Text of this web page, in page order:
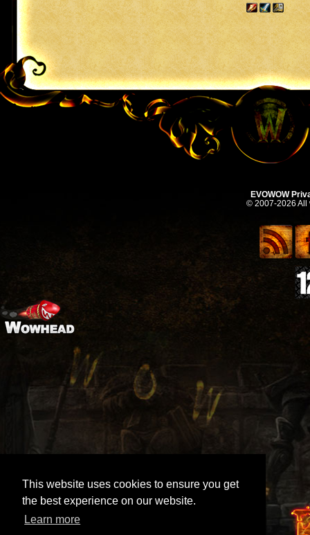
This website uses cookies to ensure you get
the best experience on our website.
Learn more
EVOWOW
© 2007-2026 All